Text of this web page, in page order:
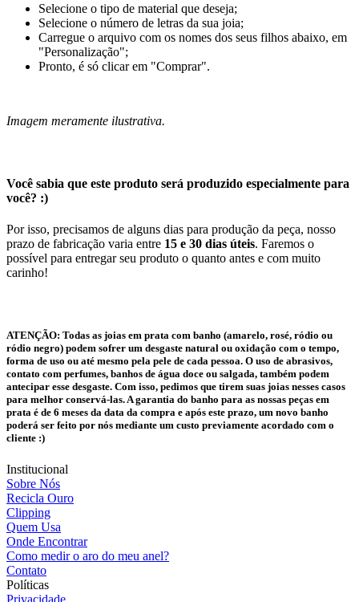
Selecione o tipo de material que deseja;
Selecione o número de letras da sua joia;
Carregue o arquivo com os nomes dos seus filhos abaixo, em
"Personalização";
Pronto, é só clicar em "Comprar".
Imagem meramente ilustrativa.
Você sabia que este produto será produzido especialmente para
você? :)
Por isso, precisamos de alguns dias para produção da peça, nosso
prazo de fabricação varia entre 15 e 30 dias úteis. Faremos o
possível para entregar seu produto o quanto antes e com muito
carinho!
ATENÇÃO: Todas as joias em prata com banho (amarelo, rosé, ródio ou
ródio negro) podem sofrer um desgaste natural ou oxidação com o tempo,
forma de uso ou até mesmo pela pele de cada pessoa. O uso de abrasivos,
contato com perfumes, banhos de água doce ou salgada, também podem
antecipar esse desgaste. Com isso, pedimos que tirem suas joias nesses casos
para melhor conservá-las. A garantia do banho para as nossas peças em
prata é de 6 meses da data da compra e após este prazo, um novo banho
poderá ser feito por nós mediante um custo previamente acordado com o
cliente :)
Institucional
Sobre Nós
Recicla Ouro
Clipping
Quem Usa
Onde Encontrar
Como medir o aro do meu anel?
Contato
Políticas
Privacidade